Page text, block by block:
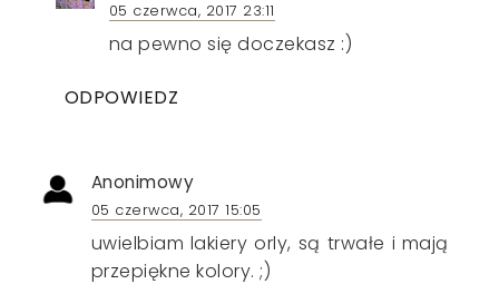
05 czerwca, 2017 23:11
na pewno się doczekasz :)
ODPOWIEDZ
Anonimowy
05 czerwca, 2017 15:05
uwielbiam lakiery orly, są trwałe i mają
przepiękne kolory. ;)